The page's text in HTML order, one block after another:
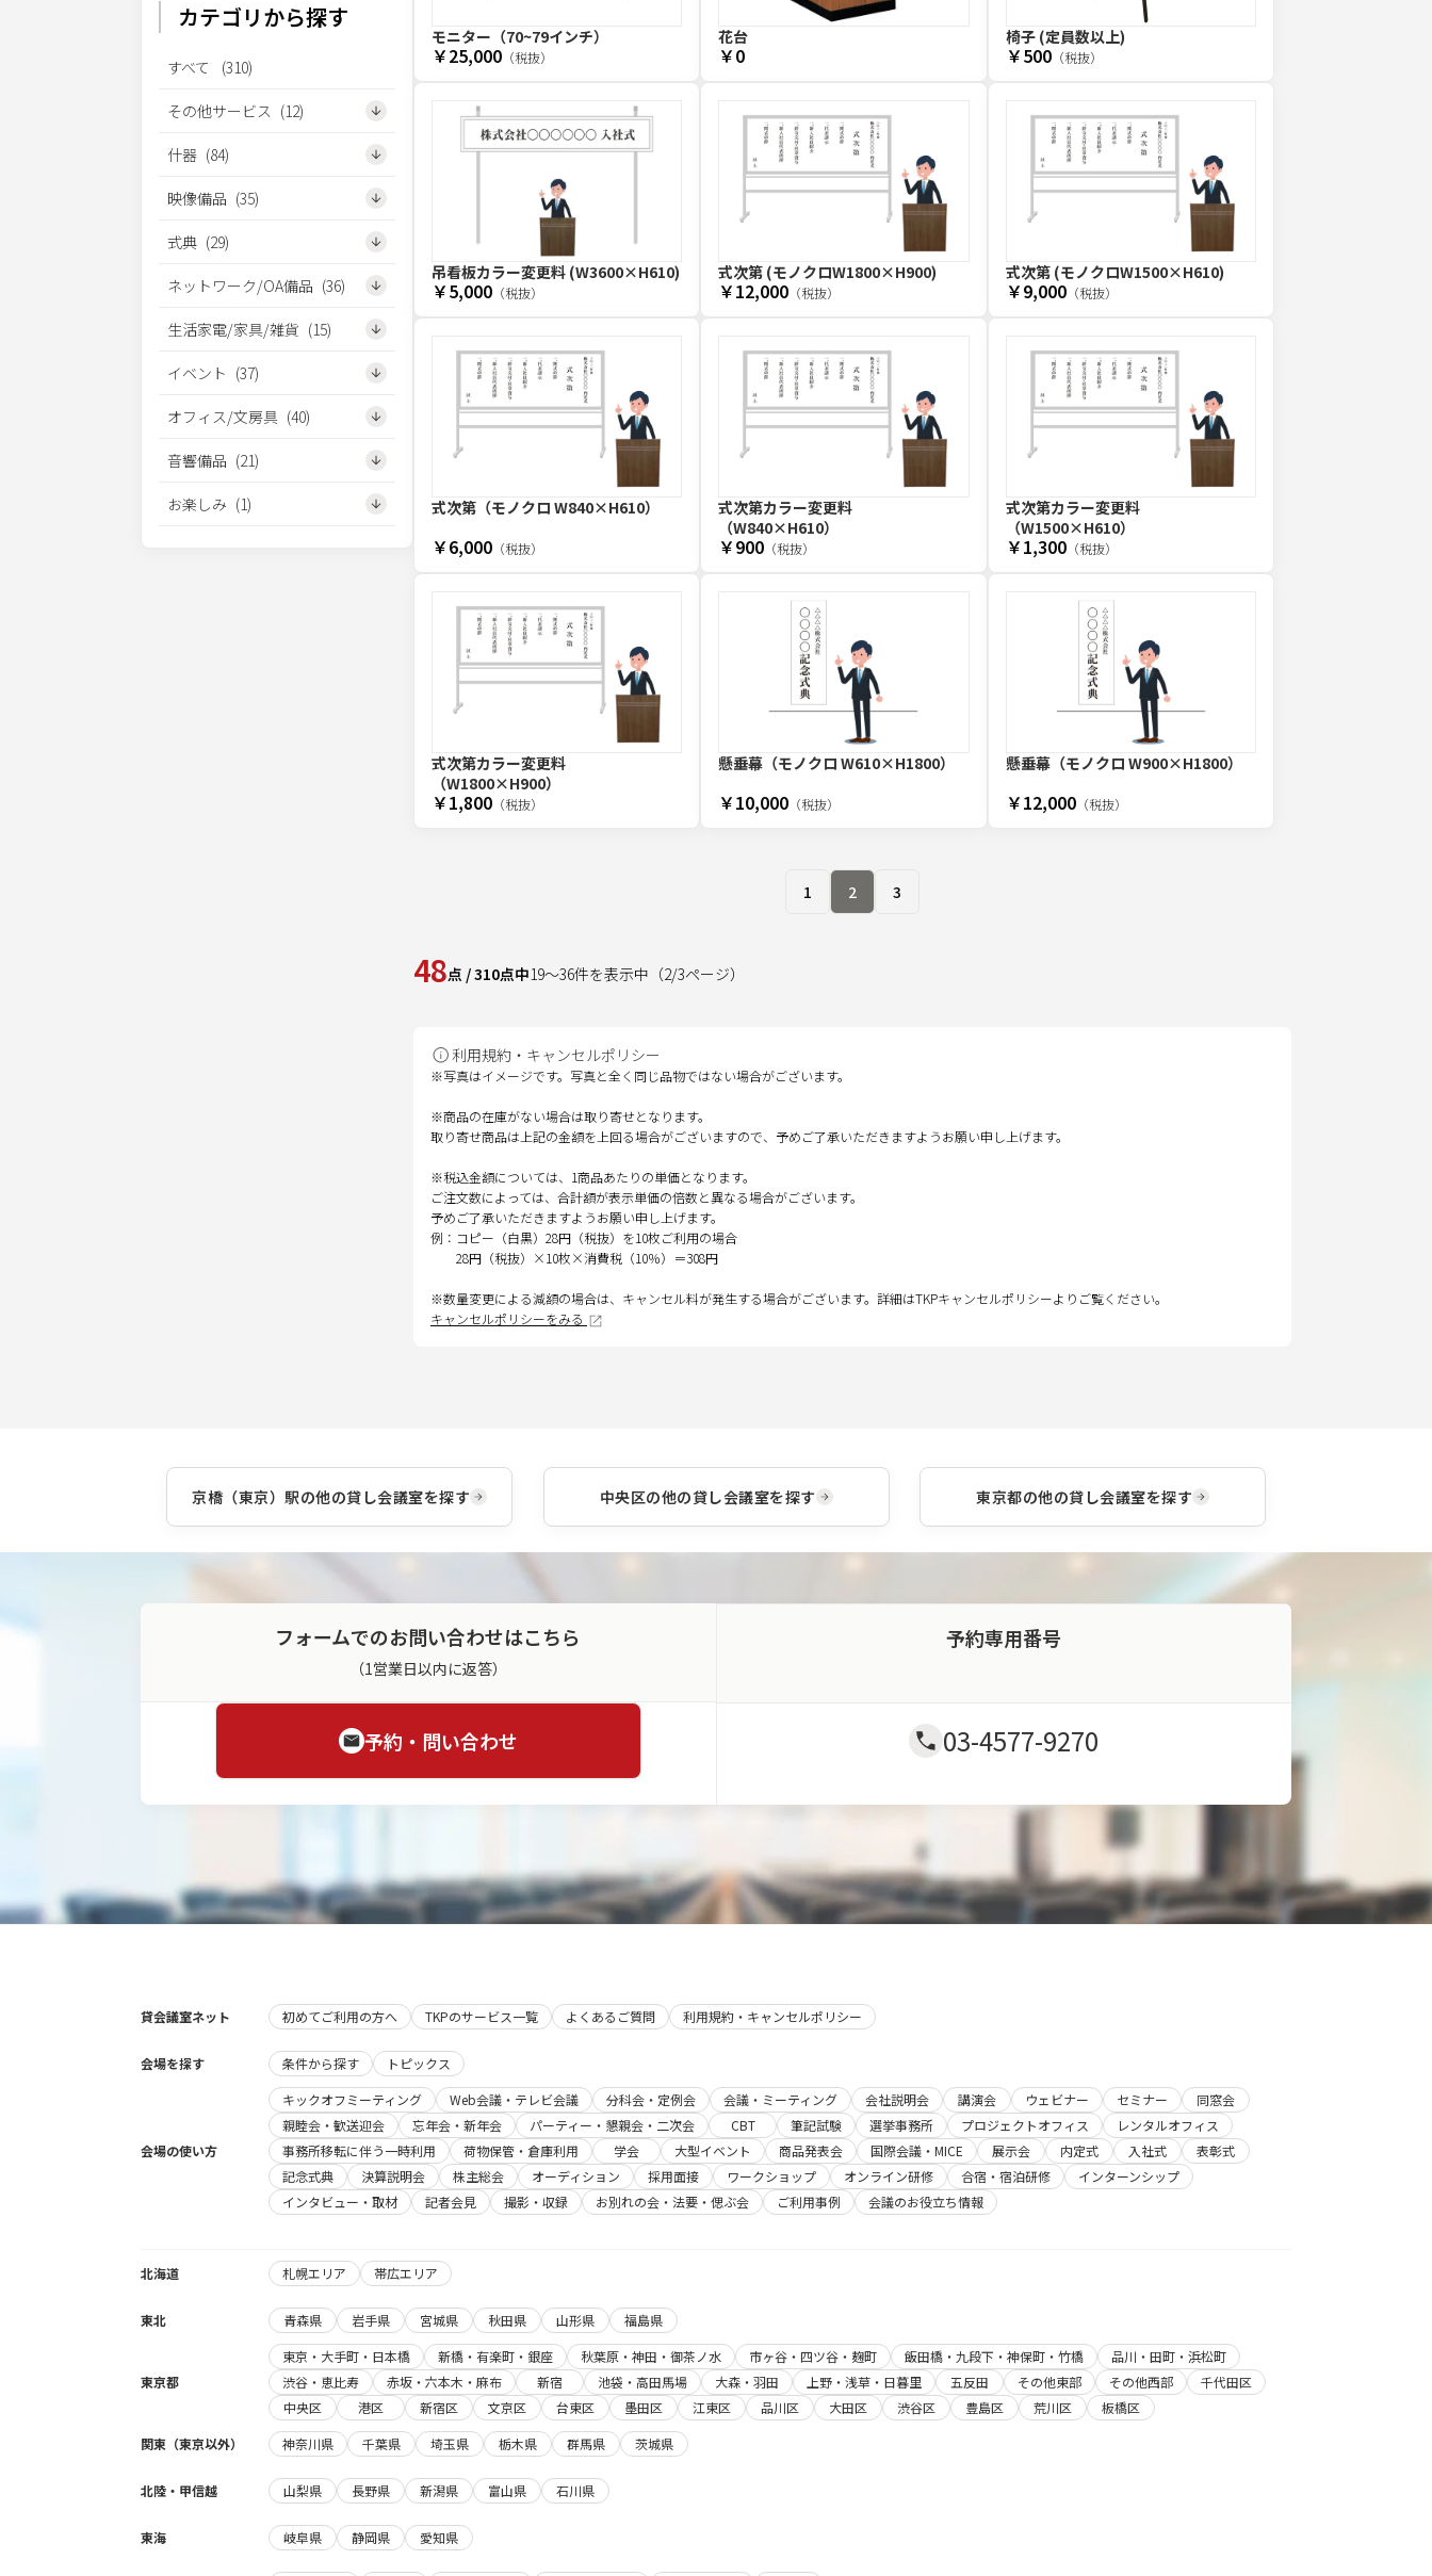
カテゴリから探す
すべて (310)
その他サービス (12)
什器 (84)
映像備品 (35)
式典 (29)
ネットワーク/OA備品 (36)
生活家電/家具/雑貨 (15)
イベント (37)
オフィス/文房具 (40)
音響備品 (21)
お楽しみ (1)
モニター（70~79インチ）
￥25,000 （税抜）
花台
￥0
椅子 (定員数以上)
￥500（税抜）
吊看板カラー変更料 (W3600×H610)
￥5,000 （税抜）
式次第 (モノクロW1800×H900)
￥12,000 （税抜）
式次第 (モノクロW1500×H610)
￥9,000（税抜）
式次第（モノクロ W840×H610）
￥6,000 （税抜）
式次第カラー変更料
（W840×H610）
￥900 （税抜）
式次第カラー変更料
（W1500×H610）
￥1,300（税抜）
式次第カラー変更料
（W1800×H900）
￥1,800 （税抜）
懸垂幕（モノクロ W610×H1800）
￥10,000 （税抜）
懸垂幕（モノクロ W900×H1800）
￥12,000（税抜）
1 2 3
48点 /310点中19～36件を表示中 （2/3ページ）
利用規約・キャンセルポリシー
※写真はイメージです。写真と全く同じ品物ではない場合がございます。
※商品の在庫がない場合は取り寄せとなります。
取り寄せ商品は上記の金額を上回る場合がございますので、予めご了承いただきますようお願い申し上げます。
※税込金額については、1商品あたりの単価となります。
ご注文数によっては、合計額が表示単価の倍数と異なる場合がございます。
予めご了承いただきますようお願い申し上げます。
例：コピー（白黒）28円（税抜）を10枚ご利用の場合
28円（税抜）×10枚×消費税（10％）＝308円
※数量変更による減額の場合は、キャンセル料が発生する場合がございます。詳細はTKPキャンセルポリシーよりご覧ください。
キャンセルポリシーをみる
京橋（東京）駅の他の貸し会議室を探す 中央区の他の貸し会議室を探す 東京都の他の貸し会議室を探す
フォームでのお問い合わせはこちら
（1営業日以内に返答）
予約・問い合わせ
予約専用番号
03-4577-9270
貸会議室ネット 初めてご利用の方へ TKPのサービス一覧 よくあるご質問 利用規約・キャンセルポリシー
会場を探す 条件から探す トピックス
会場の使い方
キックオフミーティング Web会議・テレビ会議 分科会・定例会 会議・ミーティング 会社説明会 講演会 ウェビナー セミナー
同窓会
親睦会・歓送迎会
忘年会・新年会 パーティー・懇親会・二次会 CBT 筆記試験 選挙事務所 プロジェクトオフィス
レンタルオフィス
事務所移転に伴う一時利用
荷物保管・倉庫利用 学会 大型イベント 商品発表会 国際会議・MICE 展示会 内定式 入社式
表彰式
記念式典
決算説明会 株主総会 オーディション 採用面接 ワークショップ オンライン研修 合宿・宿泊研修
インターンシップ
インタビュー・取材
記者会見 撮影・収録 お別れの会・法要・偲ぶ会 ご利用事例 会議のお役立ち情報
北海道 札幌エリア 帯広エリア
東北 青森県 岩手県 宮城県 秋田県 山形県 福島県
東京都
東京・大手町・日本橋 新橋・有楽町・銀座 秋葉原・神田・御茶ノ水 市ヶ谷・四ツ谷・麹町 飯田橋・九段下・神保町・竹橋
品川・田町・浜松町
渋谷・恵比寿
赤坂・六本木・麻布 新宿 池袋・高田馬場 大森・羽田 上野・浅草・日暮里 五反田 その他東部 その他西部
千代田区
中央区
港区 新宿区 文京区 台東区 墨田区 江東区 品川区 大田区 渋谷区 豊島区 荒川区
板橋区
関東（東京以外）
神奈川県 千葉県 埼玉県 栃木県 群馬県 茨城県
北陸・甲信越 山梨県 長野県 新潟県 富山県 石川県
東海 岐阜県 静岡県 愛知県